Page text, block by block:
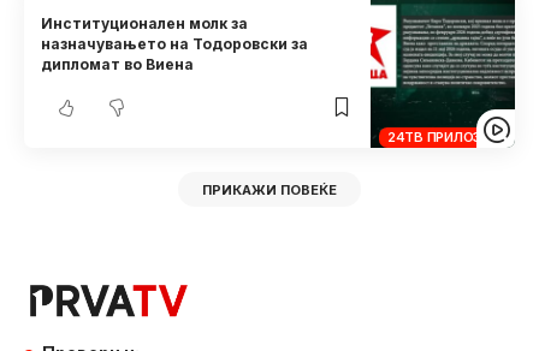
24ТВ ПРИЛОЗИ
Институционален молк за
назначувањето на Тодоровски за
дипломат во Виена
ПРИКАЖИ ПОВЕЌЕ